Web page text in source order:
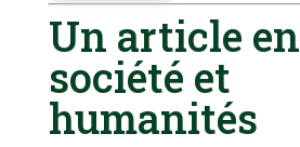
Un article en
société et
humanités